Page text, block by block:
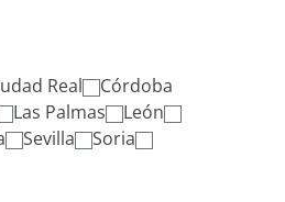
Real
Córdoba
Las Palmas
León
Sevilla
Soria